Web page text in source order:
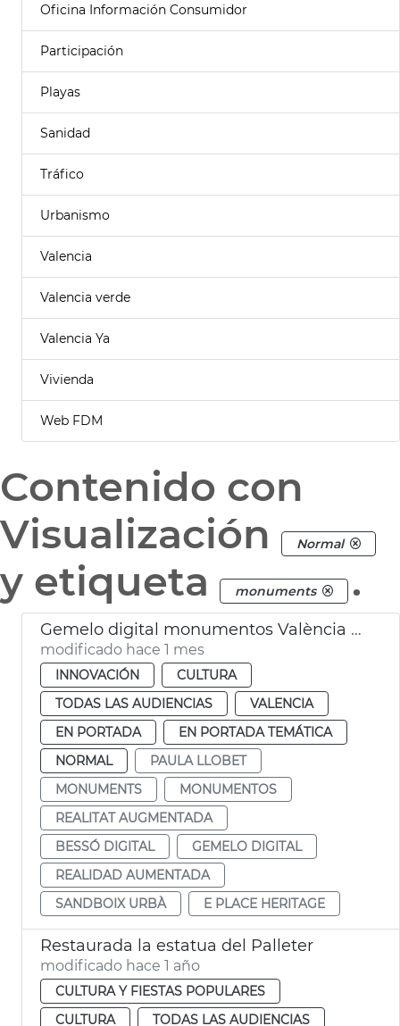
Oficina Información Consumidor
Participación
Playas
Sanidad
Tráfico
Urbanismo
Valencia
Valencia verde
Valencia Ya
Vivienda
Web FDM
Contenido con
Visualización
Normal
y etiqueta monuments .
Gemelo digital monumentos València móvil realidad aumentada
modificado hace 1 mes
INNOVACIÓN
CULTURA
TODAS LAS AUDIENCIAS
VALENCIA
EN PORTADA
EN PORTADA TEMÁTICA
NORMAL
PAULA LLOBET
MONUMENTS
MONUMENTOS
REALITAT AUGMENTADA
BESSÓ DIGITAL
GEMELO DIGITAL
REALIDAD AUMENTADA
SANDBOIX URBÀ
E PLACE HERITAGE
Restaurada la estatua del Palleter
modificado hace 1 año
CULTURA Y FIESTAS POPULARES
CULTURA
TODAS LAS AUDIENCIAS